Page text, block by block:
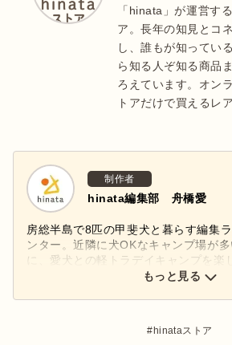
「hinata」が運営す
ア。長年の知見とコ
し、誰もが知ってい
ら知る人ぞ知る商品
ろえています。オン
トアだけで買えるレ
制作者
hinata編集部 舟橋愛
房総半島で8匹の甲斐犬と暮らす編集
ンター。近隣に犬OKなキャンプ場が
に、愛犬との軽トラデイキャンプを楽
りたいのは、二代目軽トラの車中泊用
もっと見る
hinataストア